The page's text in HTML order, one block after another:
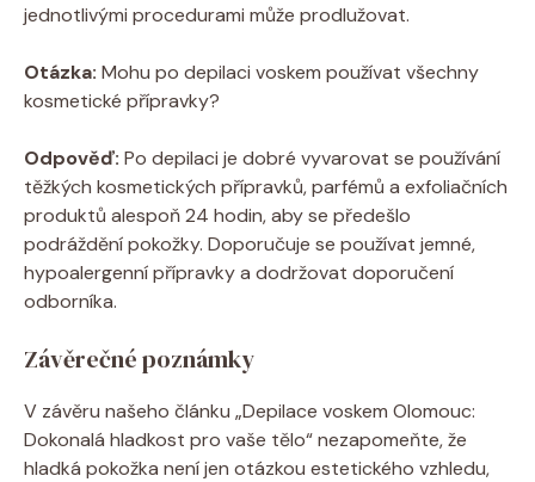
jednotlivými procedurami může prodlužovat.
Otázka: Mohu po depilaci voskem používat všechny
kosmetické přípravky?
Odpověď: Po depilaci je dobré vyvarovat se používání
těžkých kosmetických přípravků, parfémů a exfoliačních
produktů alespoň 24 hodin, aby se předešlo
podráždění pokožky. Doporučuje se používat jemné,
hypoalergenní přípravky a dodržovat doporučení
odborníka.
Závěrečné poznámky
V závěru našeho článku „Depilace voskem Olomouc:
Dokonalá hladkost pro vaše tělo“ nezapomeňte, že
hladká pokožka není jen otázkou estetického vzhledu,